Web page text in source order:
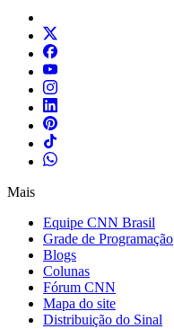
Mais
Equipe CNN Brasil
Grade de Programação
Blogs
Colunas
Fórum CNN
Mapa do site
Distribuição do Sinal